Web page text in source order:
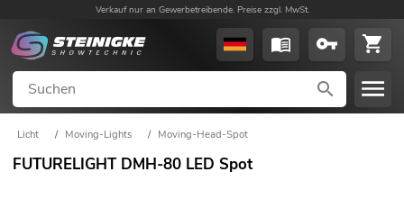
Verkauf nur an Gewerbetreibende. Preise zzgl. MwSt.
Licht / Moving-Lights / Moving-Head-Spot
FUTURELIGHT DMH-80 LED Spot